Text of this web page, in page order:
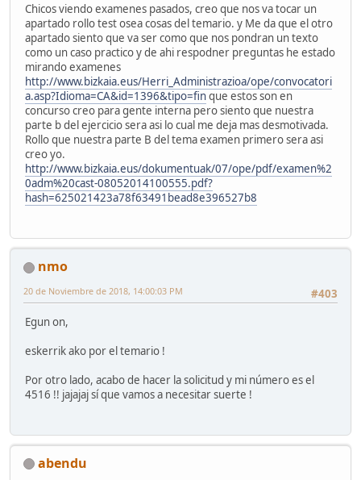
Chicos viendo examenes pasados, creo que nos va tocar un
apartado rollo test osea cosas del temario. y Me da que el otro
apartado siento que va ser como que nos pondran un texto
como un caso practico y de ahi respodner preguntas he estado
mirando examenes
http://www.bizkaia.eus/Herri_Administrazioa/ope/convocatori
a.asp?Idioma=CA&id=1396&tipo=finque estos son en
concurso creo para gente interna pero siento que nuestra
parte b del ejercicio sera asi lo cual me deja mas desmotivada.
Rollo que nuestra parte B del tema examen primero sera asi
creo yo.
http://www.bizkaia.eus/dokumentuak/07/ope/pdf/examen%2
0adm%20cast-08052014100555.pdf?
hash=625021423a78f63491bead8e396527b8
nmo
#403
20 de Noviembre de 2018, 14:00:03 PM
Egun on,
eskerrik ako por el temario !
Por otro lado, acabo de hacer la solicitud y mi número es el
4516 !! jajajaj sí que vamos a necesitar suerte !
abendu